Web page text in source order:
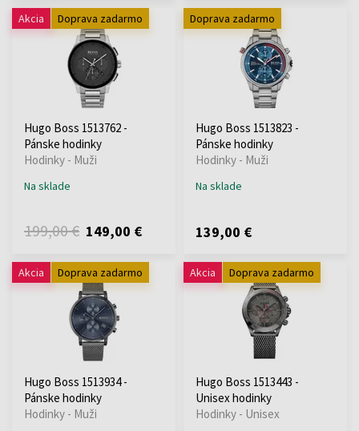
Akcia Doprava zadarmo
Hugo Boss 1513762 -
Pánske hodinky
Hodinky - Muži
Na sklade
199,00 € 149,00 €
Doprava zadarmo
Hugo Boss 1513823 -
Pánske hodinky
Hodinky - Muži
Na sklade
139,00 €
Akcia Doprava zadarmo
Hugo Boss 1513934 -
Pánske hodinky
Hodinky - Muži
Akcia Doprava zadarmo
Hugo Boss 1513443 -
Unisex hodinky
Hodinky - Unisex